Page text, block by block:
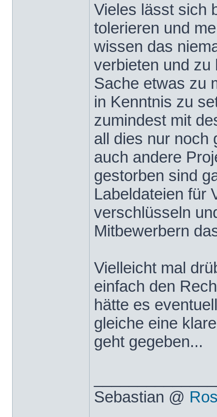
Vieles lässt sich
tolerieren und
wissen das
verbieten und zu
Sache etwas zu
in Kenntnis zu
zumindest mit
all dies nur noch
auch andere
gestorben sind
Labeldateien für
verschlüsseln
Mitbewerbern
Vielleicht mal
einfach den
hätte es
gleiche eine
geht gegeben...
Sebastian @